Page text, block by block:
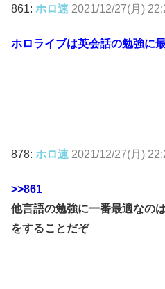
861: ホロ速 2021/12/27(月)
ホロライブは英会話の勉強に
878: ホロ速 2021/12/27(月)
>>861
他言語の勉強に一番最適なの
をすることだぞ